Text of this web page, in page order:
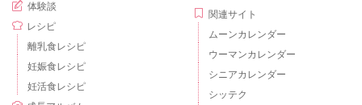
体験談
レシピ
離乳食レシピ
妊娠食レシピ
妊活食レシピ
関連サイト
ムーンカレンダー
ウーマンカレンダー
シニアカレンダー
シッテク